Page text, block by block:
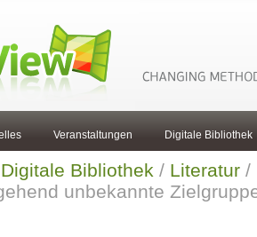
Veranstaltungen Digitale Bibliothek
Digitale Bibliothek / Literatur /
unbekannte